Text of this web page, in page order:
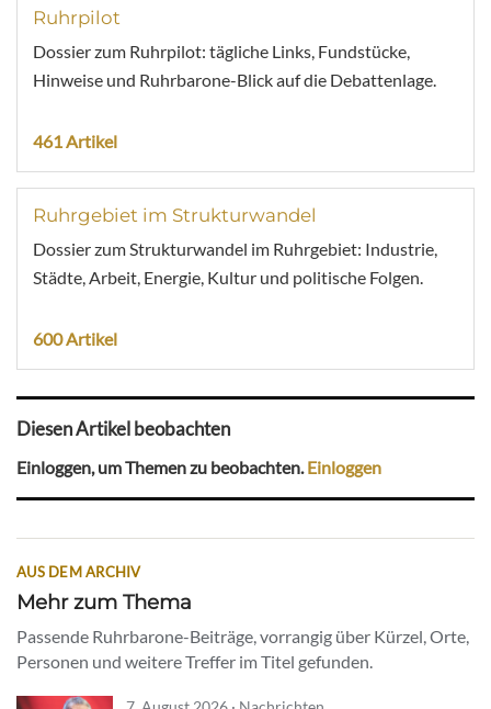
Ruhrpilot
Dossier zum Ruhrpilot: tägliche Links, Fundstücke,
Hinweise und Ruhrbarone-Blick auf die Debattenlage.
461 Artikel
Ruhrgebiet im Strukturwandel
Dossier zum Strukturwandel im Ruhrgebiet: Industrie,
Städte, Arbeit, Energie, Kultur und politische Folgen.
600 Artikel
Diesen Artikel beobachten
Einloggen, um Themen zu beobachten.Einloggen
AUS DEM ARCHIV
Mehr zum Thema
Passende Ruhrbarone-Beiträge, vorrangig über Kürzel, Orte,
Personen und weitere Treffer im Titel gefunden.